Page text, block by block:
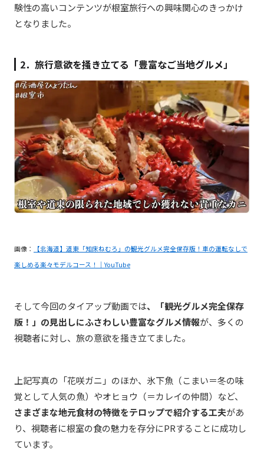
験性の高いコンテンツが根室旅行への興味関心のきっかけ
となりました。
2．旅行意欲を掻き立てる「豊富なご当地グルメ」
画像：
【北海道】道東「知床ねむろ」の観光グルメ完全保存版！車の運転なしで
楽しめる楽々モデルコース！｜YouTube
そして今回のタイアップ動画では、「観光グルメ完全保存
版！」の見出しにふさわしい豊富なグルメ情報が、多くの
視聴者に対し、旅の意欲を掻き立てました。
上記写真の「花咲ガニ」のほか、氷下魚（こまい＝冬の味
覚として人気の魚）やオヒョウ（＝カレイの仲間）など、
さまざまな地元食材の特徴をテロップで紹介する工夫があ
り、視聴者に根室の食の魅力を存分にPRすることに成功し
ています。